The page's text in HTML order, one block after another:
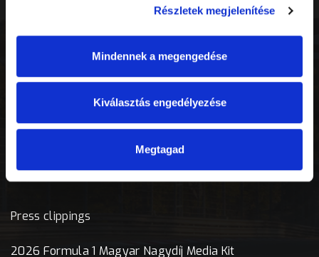
Részletek megjelenítése
Mindennek a megengedése
Kiválasztás engedélyezése
Megtagad
UAV szabályozás
Dokumentumok
Önkéntes program
Média
Press clippings
2026 Formula 1 Magyar Nagydíj Media Kit